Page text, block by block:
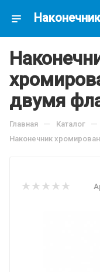
двумя
Главная — Каталог —
Наконечник